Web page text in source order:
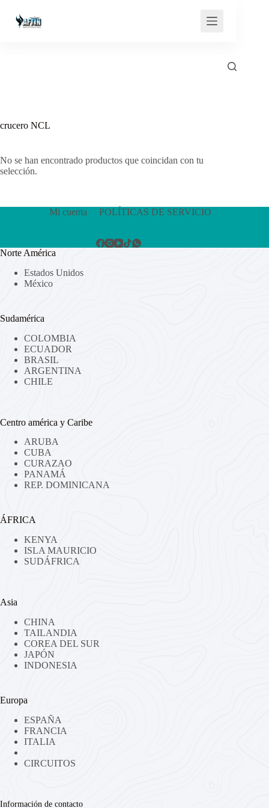
contenido
crucero NCL
No se han encontrado productos que coincidan con tu
selección.
Mi cuenta POLÍTICAS DE SERVICIO
Norte América
Estados Unidos
México
Sudamérica
COLOMBIA
ECUADOR
BRASIL
ARGENTINA
CHILE
Centro américa y Caribe
ARUBA
CUBA
CURAZAO
PANAMÁ
REP. DOMINICANA
ÁFRICA
KENYA
ISLA MAURICIO
SUDÁFRICA
Asia
CHINA
TAILANDIA
COREA DEL SUR
JAPÓN
INDONESIA
Europa
ESPAÑA
FRANCIA
ITALIA
CIRCUITOS
Información de contacto